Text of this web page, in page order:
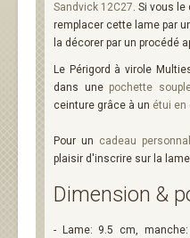
Sandvick 12C27. Si vous
remplacer cette lame par
la décorer par un procédé
Le Périgord à virole
dans une pochette
ceinture grâce à un étui en
Pour un cadeau
plaisir d'inscrire sur la
Dimension &
- Lame: 9.5 cm,